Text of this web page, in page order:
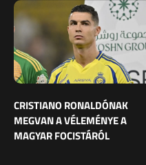
CRISTIANO RONALDÓNAK
MEGVAN A VÉLEMÉNYE A
MAGYAR FOCISTÁRÓL